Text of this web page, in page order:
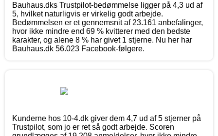
Bauhaus.dks Trustpilot-bedømmelse ligger på 4,3 ud af
5, hvilket naturligvis er virkelig godt arbejde.
Bedømmelsen er et gennemsnit af 23.161 anbefalinger,
hvor ikke mindre end 69 % kvitterer med den bedste
karakter, og alene 8 % har givet 1 stjerne. Nu her har
Bauhaus.dk 56.023 Facebook-følgere.
Kunderne hos 10-4.dk giver dem 4,7 ud af 5 stjerner på
Trustpilot, som jo er ret så godt arbejde. Scoren